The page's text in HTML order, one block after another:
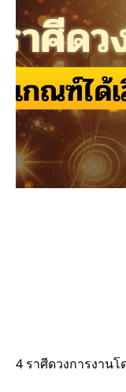
4 ราศีดวงการงาน